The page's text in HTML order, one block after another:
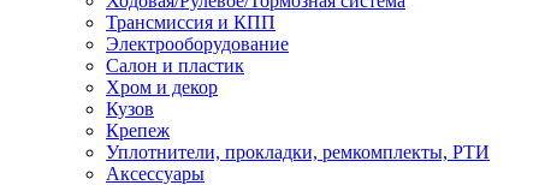
Трансмиссия и КПП
Электрооборудование
Салон и пластик
Хром и декор
Кузов
Крепеж
Уплотнители, прокладки, ремкомплекты, РТИ
Аксессуары